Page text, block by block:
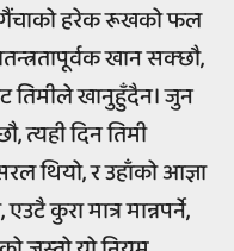
हरेक रूखको फल
खान सक्छौ,
तिमीले खानुहुँदैन। जुन
त्यही दिन तिमी
थियो, र उहाँको आज्ञा
कुरा मात्र मान्नपर्ने,